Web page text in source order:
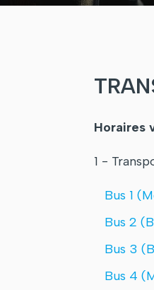
Horaires
1 -
Bus 1
Bus 2​
Bus 3
Bus 4